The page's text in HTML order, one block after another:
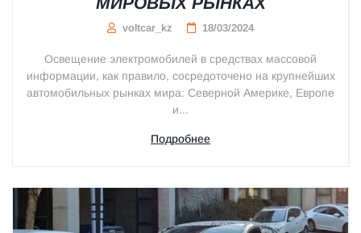
voltcar_kz 18/03/2024
Освещение электромобилей в средствах массовой
информации, как правило, сосредоточено на крупнейших
автомобильных рынках мира: Северной Америке, Европе
и...
Подробнее